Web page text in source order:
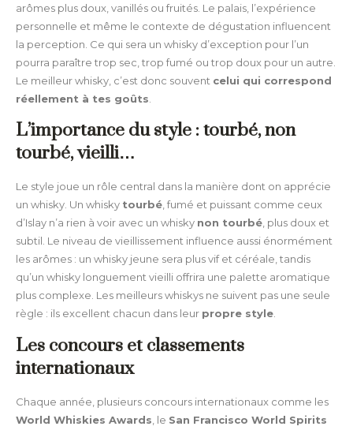
arômes plus doux, vanillés ou fruités. Le palais, l’expérience
personnelle et même le contexte de dégustation influencent
la perception. Ce qui sera un whisky d’exception pour l’un
pourra paraître trop sec, trop fumé ou trop doux pour un autre.
Le meilleur whisky, c’est donc souvent celui qui correspond
réellement à tes goûts
L’importance du style : tourbé, non
tourbé, vieilli…
Le style joue un rôle central dans la manière dont on apprécie
un whisky. Un whisky tourbé, fumé et puissant comme ceux
d’Islay n’a rien à voir avec un whisky non tourbé, plus doux et
subtil. Le niveau de vieillissement influence aussi énormément
les arômes : un whisky jeune sera plus vif et céréale, tandis
qu’un whisky longuement vieilli offrira une palette aromatique
plus complexe. Les meilleurs whiskys ne suivent pas une seule
règle : ils excellent chacun dans leur propre style.
Les concours et classements
internationaux
Chaque année, plusieurs concours internationaux comme les
World Whiskies Awards , le San Francisco World Spirits